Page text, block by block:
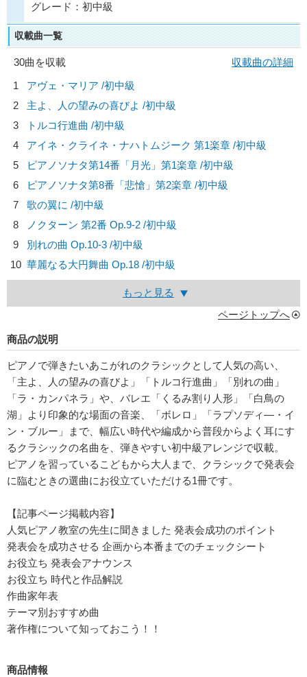
グレード：初中級
収載曲一覧
30曲を収載
収載曲の詳細
1
アヴェ・マリア /初中級
2
主よ、人の望みの喜びよ /初中級
3
トルコ行進曲 /初中級
4
アイネ・クライネ・ナハトムジーク 第1楽章 /初中級
5
ピアノソナタ第14番「月光」第1楽章 /初中級
6
ピアノソナタ第8番「悲愴」第2楽章 /初中級
7
歌の翼に /初中級
8
ノクターン 第2番 Op.9-2 /初中級
9
別れの曲 Op.10-3 /初中級
10 華麗なる大円舞曲 Op.18 /初中級
もっと見る
ページトップへ
商品の説明
ピアノで弾きたいあこがれのクラシックとして人気の高い、
「主よ、人の望みの喜びよ」「トルコ行進曲」「別れの曲」
「ラ・カンパネラ」や、バレエ「くるみ割り人形」「白鳥の
湖」より印象的な場面の音楽、「ボレロ」「ラプソディ―・イ
ン・ブルー」まで、幅広い時代や編成から普段からよく耳にす
るクラシックの名曲を、弾きやすい初中級アレンジで収載。
ピアノを習っているこどもから大人まで、クラシックで発表会
に臨むときの選曲にお役立ていただける1冊です。
【記事ページ掲載内容】
人気ピアノ教室の先生に聞きました 発表会成功のポイント
発表会を成功させる 企画から本番までのチェックシート
お役立ち 発表会アナウンス
お役立ち 時代と作品解説
作曲家年表
テーマ別おすすめ曲
著作権について知っておこう！！
商品情報